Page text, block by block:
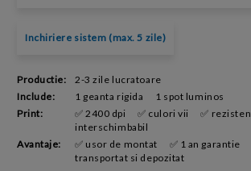
Inchiriere sistem (max. 5 zile)
Productie:
2-3 zile lucratoare
Include:
1 geanta rigida
1 spot luminos
Print:
✅ 2400 dpi ✅ culori vii ✅
interschimbabil
Avantaje:
✅ usor de montat ✅ 1 an garantie
transportat si depozitat